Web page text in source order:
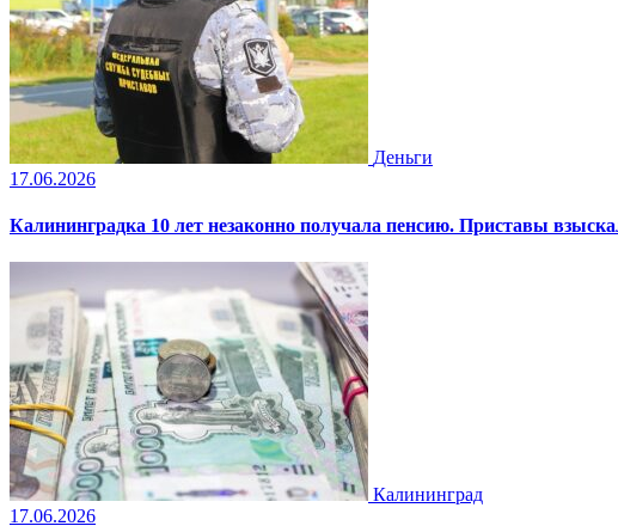
Деньги
17.06.2026
Калининградка 10 лет незаконно получала пенсию. Приставы
Калининград
17.06.2026